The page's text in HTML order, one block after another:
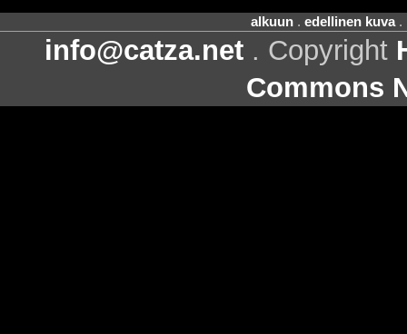
alkuun. edellinen kuva.
info@catza.net . Copyright
Commons